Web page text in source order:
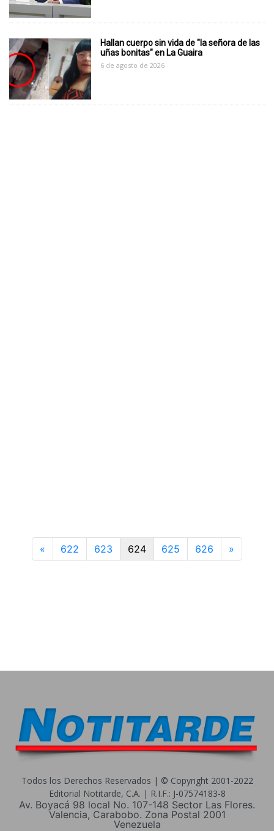
Hallan cuerpo sin vida de "la señora de las
uñas bonitas" en La Guaira
6 de agosto de 2026
« Previous
622 623 624 625 626 »
Todos los Derechos Reservados | © Copyright 2001-2022
Editorial Notitarde, C.A. | R.I.F.: J-07574183-8
Av. Boyacá 98 local No. 107-148 Sector Las Flores.
Valencia, Carabobo. Zona Postal 2001
Venezuela